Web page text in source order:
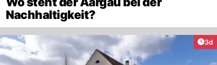
Nachhaltigkeit?
3d